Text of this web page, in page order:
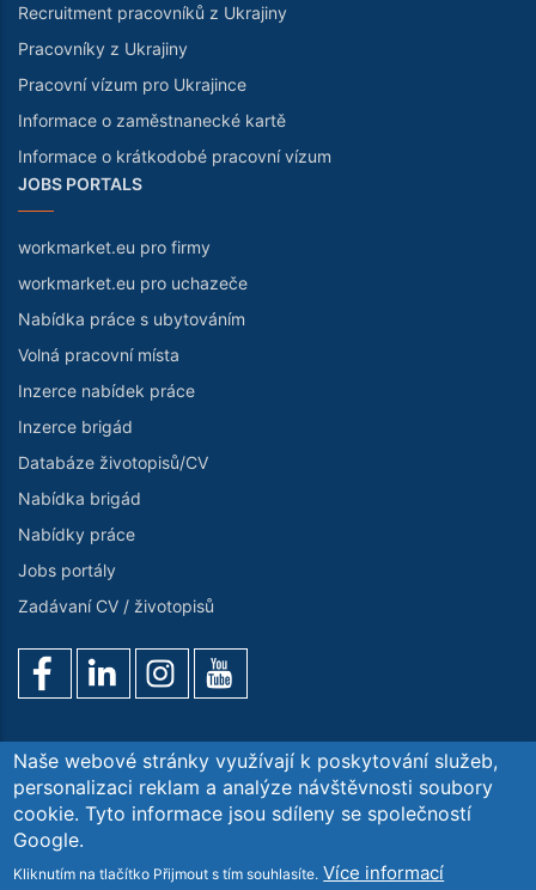
Recruitment pracovníků z Ukrajiny
Pracovníky z Ukrajiny
Pracovní vízum pro Ukrajince
Informace o zaměstnanecké kartě
Informace o krátkodobé pracovní vízum
JOBS PORTALS
workmarket.eu pro firmy
workmarket.eu pro uchazeče
Nabídka práce s ubytováním
Volná pracovní místa
Inzerce nabídek práce
Inzerce brigád
Databáze životopisů/CV
Nabídka brigád
Nabídky práce
Jobs portály
Zadávaní CV / životopisů
Poptávka služeb O nás Kontaktujte nás
GDPR
Copyright© Workintense Personální Agentura s.r.o. All
Naše webové stránky využívají k poskytování služeb,
personalizaci reklam a analýze návštěvnosti soubory
cookie. Tyto informace jsou sdíleny se společností
Google.
Kliknutím na tlačítko Přijmout s tím souhlasíte. Více informací